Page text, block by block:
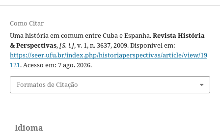
Como Citar
Uma história em comum entre Cuba e Espanha.Revista História
& Perspectivas,[S. l.], v. 1, n. 3637, 2009. Disponível em:
https://seer.ufu.br/index.php/historiaperspectivas/article/view/19
121. Acesso em: 7 ago. 2026.
Formatos de Citação
Idioma